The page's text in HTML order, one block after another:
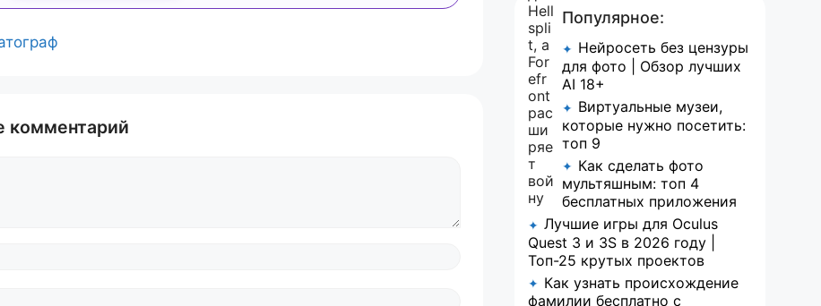
комментарий
Популярное:
✦ Нейросеть без цензуры
для фото | Обзор лучших
AI 18+
✦ Виртуальные музеи,
которые нужно посетить:
топ 9
✦ Как сделать фото
мультяшным: топ 4
бесплатных приложения
✦ Лучшие игры для Oculus
Quest 3 и 3S в 2026 году |
Топ-25 крутых проектов
✦ Как узнать происхождение
фамилии бесплатно с